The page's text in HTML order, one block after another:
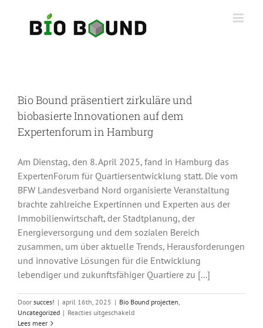
Bio Bound präsentiert zirkuläre und
biobasierte Innovationen auf dem
Expertenforum in Hamburg
Am Dienstag, den 8. April 2025, fand in Hamburg das
ExpertenForum für Quartiersentwicklung statt. Die vom
BFW Landesverband Nord organisierte Veranstaltung
brachte zahlreiche Expertinnen und Experten aus der
Immobilienwirtschaft, der Stadtplanung, der
Energieversorgung und dem sozialen Bereich
zusammen, um über aktuelle Trends, Herausforderungen
und innovative Lösungen für die Entwicklung
lebendiger und zukunftsfähiger Quartiere zu [...]
Door succes! | april 16th, 2025 | Bio Bound projecten,
Uncategorized | Reacties uitgeschakeldvoor
Lees meer